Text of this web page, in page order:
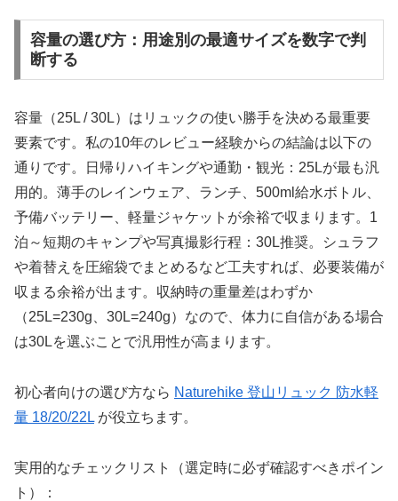
容量の選び方：用途別の最適サイズを数字で判
断する
容量（25L / 30L）はリュックの使い勝手を決める最重要
要素です。私の10年のレビュー経験からの結論は以下の
通りです。日帰りハイキングや通勤・観光：25Lが最も汎
用的。薄手のレインウェア、ランチ、500ml給水ボトル、
予備バッテリー、軽量ジャケットが余裕で収まります。1
泊～短期のキャンプや写真撮影行程：30L推奨。シュラフ
や着替えを圧縮袋でまとめるなど工夫すれば、必要装備が
収まる余裕が出ます。収納時の重量差はわずか
（25L=230g、30L=240g）なので、体力に自信がある場合
は30Lを選ぶことで汎用性が高まります。
初心者向けの選び方なら Naturehike 登山リュック 防水軽
量 18/20/22L が役立ちます。
実用的なチェックリスト（選定時に必ず確認すべきポイン
ト）：